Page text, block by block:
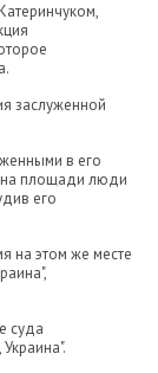
заслуженной
в его
на площади люди
его
на этом же месте
суда